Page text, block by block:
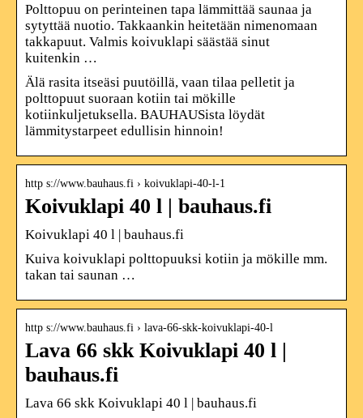
Polttopuu on perinteinen tapa lämmittää saunaa ja
sytyttää nuotio. Takkaankin heitetään nimenomaan
takkapuut. Valmis koivuklapi säästää sinut
kuitenkin …
Älä rasita itseäsi puutöillä, vaan tilaa pelletit ja
polttopuut suoraan kotiin tai mökille
kotiinkuljetuksella. BAUHAUSista löydät
lämmitystarpeet edullisin hinnoin!
http s://www.bauhaus.fi › koivuklapi-40-l-1
Koivuklapi 40 l | bauhaus.fi
Koivuklapi 40 l | bauhaus.fi
Kuiva koivuklapi polttopuuksi kotiin ja mökille mm.
takan tai saunan …
http s://www.bauhaus.fi › lava-66-skk-koivuklapi-40-l
Lava 66 skk Koivuklapi 40 l |
bauhaus.fi
Lava 66 skk Koivuklapi 40 l | bauhaus.fi